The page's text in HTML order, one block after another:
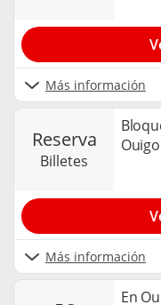
Más información
reserva
billetes
Más información
En